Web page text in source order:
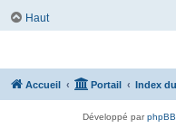
Haut
Accueil Portail Index
Développé parphpBB